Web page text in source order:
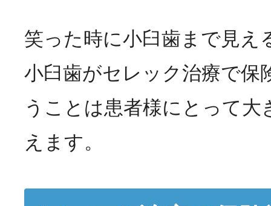
笑った時に小臼歯まで見え
小臼歯がセレック治療で保
うことは患者様にとって
えます。